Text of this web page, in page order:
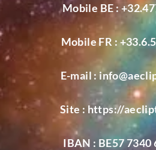
Mobile BE :
Mobile FR :
E-mail :
Site : https://
IBAN : BE57 7340